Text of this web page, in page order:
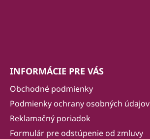
INFORMÁCIE PRE VÁS
Obchodné podmienky
Podmienky ochrany osobných údajov
Reklamačný poriadok
Formulár pre odstúpenie od zmluvy